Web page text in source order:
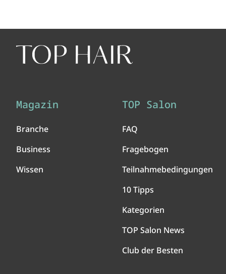
Magazin
Branche
Business
Wissen
TOP Salon
FAQ
Fragebogen
Teilnahmebedingungen
10 Tipps
Kategorien
TOP Salon News
Club der Besten